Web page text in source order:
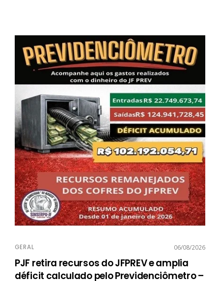
GERAL 06/08/2026
PJF retira recursos do JFPREV e amplia
déficit calculado pelo Previdenciômetro –